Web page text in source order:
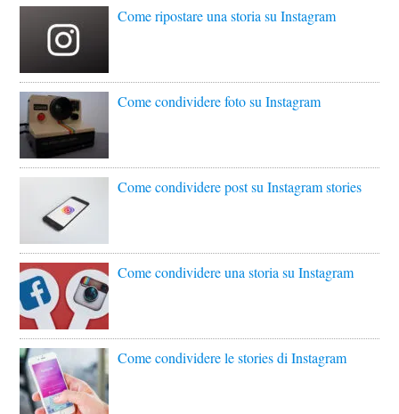
Come ripostare una storia su Instagram
Come condividere foto su Instagram
Come condividere post su Instagram stories
Come condividere una storia su Instagram
Come condividere le stories di Instagram